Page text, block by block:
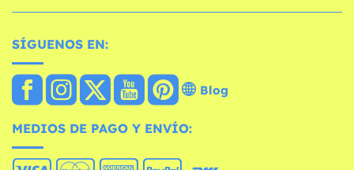
SÍGUENOS EN:
Blog
MEDIOS DE PAGO Y ENVÍO: